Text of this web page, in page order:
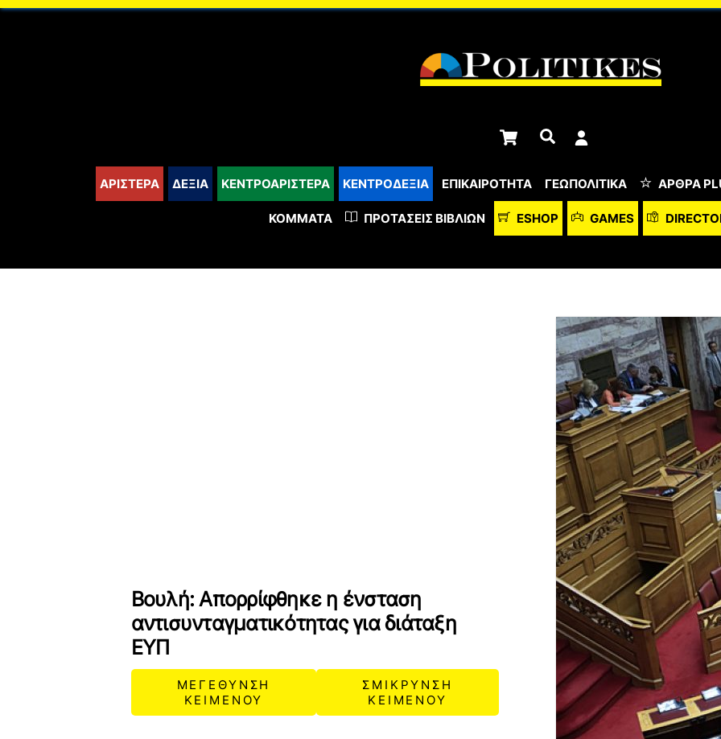
content
Cart Αναζήτηση
ΑΡΙΣΤΕΡΑ ΔΕΞΙΑ ΚΕΝΤΡΟΑΡΙΣΤΕΡΑ ΚΕΝΤΡΟΔΕΞΙΑ ΕΠΙΚΑΙΡΟΤΗΤΑ ΓΕΩΠΟΛΙΤΙΚΑ ΆΡΘΡΑ
ΚΌΜΜΑΤΑ ΠΡΟΤΆΣΕΙΣ ΒΙΒΛΊΩΝ ESHOP GAMES
Βουλή: Απορρίφθηκε η ένσταση
αντισυνταγματικότητας για διάταξη
ΕΥΠ
ΜΕΓΕΘΥΝΣΗ
ΚΕΙΜΕΝΟΥ
ΣΜΙΚΡΥΝΣΗ
ΚΕΙΜΕΝΟΥ